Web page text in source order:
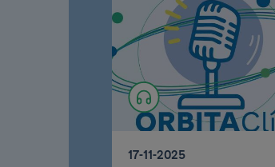
17-11-2025